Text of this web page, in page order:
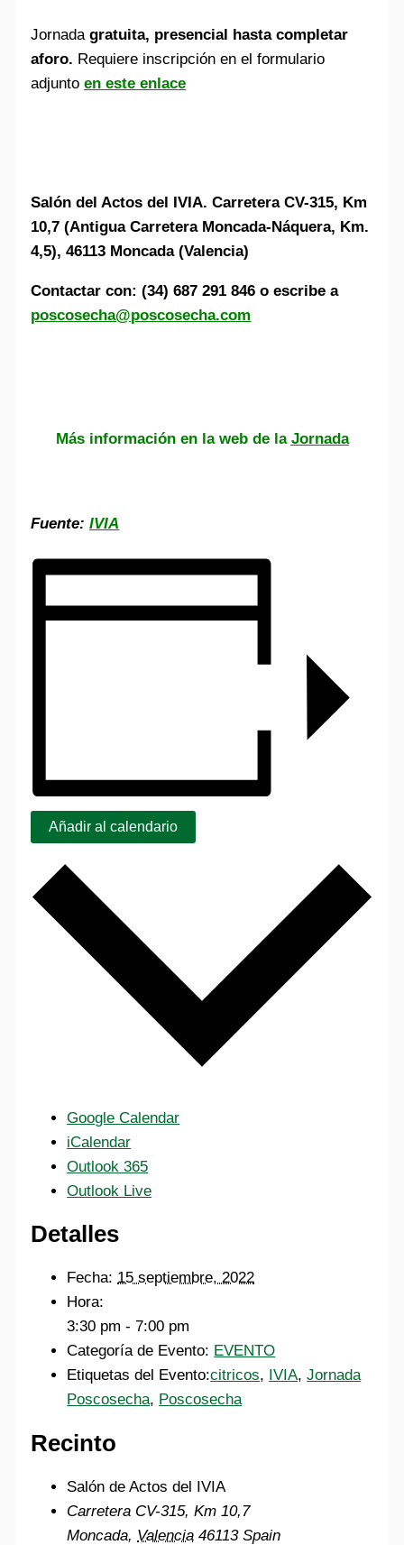
Jornadagratuita, presencial hasta completar
aforo. Requiere inscripción en el formulario
adjuntoen este enlace
Salón del Actos del IVIA. Carretera CV-315, Km
10,7 (Antigua Carretera Moncada-Náquera, Km.
4,5), 46113 Moncada (Valencia)
Contactar con: (34) 687 291 846 o escribe a
poscosecha@poscosecha.com
Más información en la web de la Jornada
Fuente: IVIA
Añadir al calendario
Google Calendar
iCalendar
Outlook 365
Outlook Live
Detalles
Fecha: 15 septiembre, 2022
Hora:
3:30 pm - 7:00 pm
Categoría de Evento: EVENTO
Etiquetas del Evento:citricos, IVIA,Jornada
Poscosecha, Poscosecha
Recinto
Salón de Actos del IVIA
Carretera CV-315, Km 10,7
Moncada, Valencia 46113 Spain